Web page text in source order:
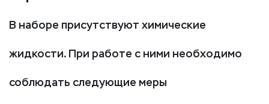
В наборе присутствуют химические
жидкости. При работе с ними необходимо
соблюдать следующие меры